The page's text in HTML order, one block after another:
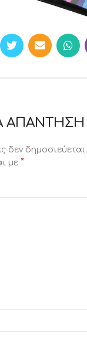
ΑΠΆΝΤΗΣΗ
δεν δημοσιεύεται.
με *